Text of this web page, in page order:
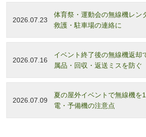
2026.07.23
体育祭・運動会の無線機レン
救護・駐車場の連絡に
2026.07.16
イベント終了後の無線機返却
属品・回収・返送ミスを防ぐ
2026.07.09
夏の屋外イベントで無線機を
電・予備機の注意点